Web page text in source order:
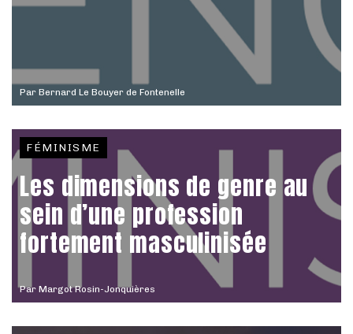
Par Bernard Le Bouyer de Fontenelle
Par Margot Rosin-Jonquières
FÉMINISME
Les dimensions de genre au
sein d’une profession
fortement masculinisée